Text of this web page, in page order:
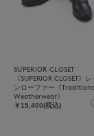
SUPERIOR CLOSET
《SUPERIOR CLOSET》レ
ンローファー《
Weatherwear》
￥15,400(税込)